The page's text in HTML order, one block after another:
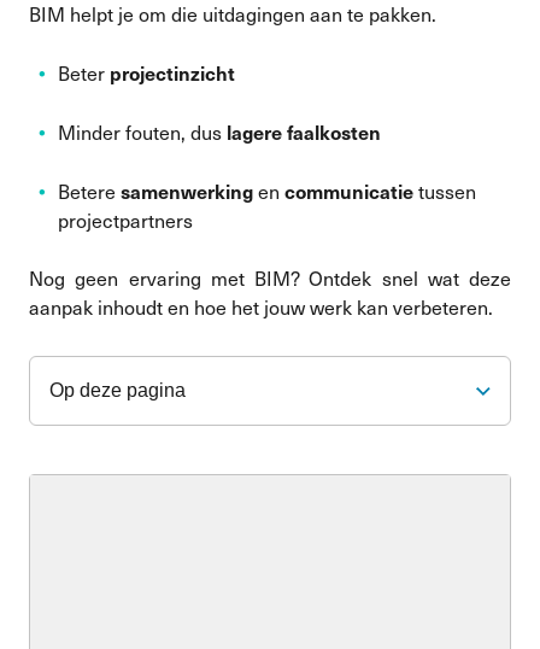
BIM helpt je om die uitdagingen aan te pakken.
Beter projectinzicht
Minder fouten, dus lagere faalkosten
Betere samenwerkingen communicatietussen
projectpartners
Nog geen ervaring met BIM? Ontdek snel wat deze
aanpak inhoudt en hoe het jouw werk kan verbeteren.
Op deze pagina